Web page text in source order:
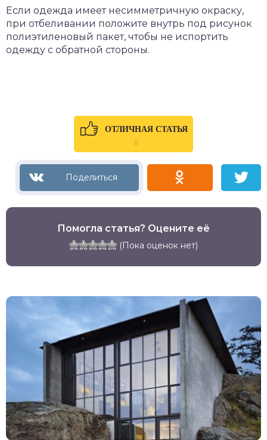
Если одежда имеет несимметричную окраску,
при отбеливании положите внутрь под рисунок
полиэтиленовый пакет, чтобы не испортить
одежду с обратной стороны.
ОТЛИЧНАЯ СТАТЬЯ
0
Помогла статья? Оцените её
(Пока оценок нет)